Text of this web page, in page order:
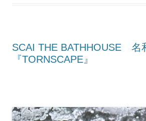
SCAI THE BATHHOUSE 名
『TORNSCAPE』